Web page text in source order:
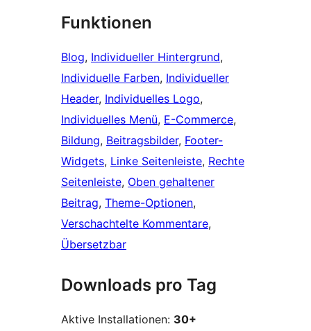
Funktionen
Blog, Individueller Hintergrund
Individuelle Farben, Individueller
Header, Individuelles Logo
Individuelles Menü, E-Commerce
Bildung, Beitragsbilder, Footer-
Widgets, Linke Seitenleiste, Rechte
Seitenleiste, Oben gehaltener
Beitrag, Theme-Optionen
Verschachtelte Kommentare
Übersetzbar
Downloads pro Tag
Aktive Installationen: 30+